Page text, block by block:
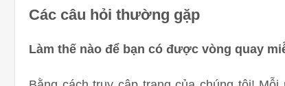
Các câu hỏi thường gặp
Làm thế nào để bạn có được vòng quay